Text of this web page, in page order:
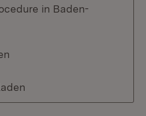
in Baden-